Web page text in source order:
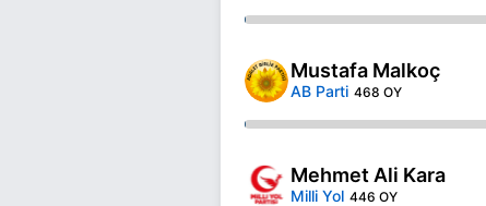
Mustafa Malkoç
AB Parti 468 OY
Mehmet Ali Kara
Milli Yol 446 OY